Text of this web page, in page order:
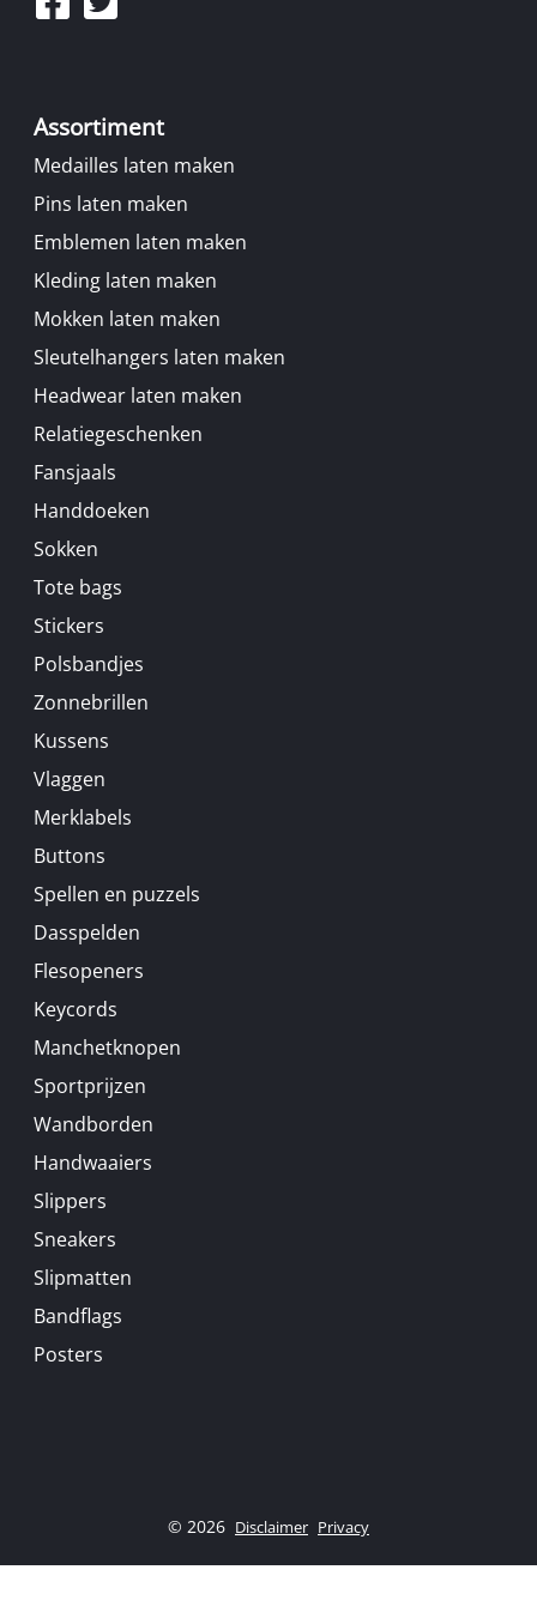
Assortiment
Medailles laten maken
Pins laten maken
Emblemen laten maken
Kleding laten maken
Mokken laten maken
Sleutelhangers laten maken
Headwear laten maken
Relatiegeschenken
Fansjaals
Handdoeken
Sokken
Tote bags
Stickers
Polsbandjes
Zonnebrillen
Kussens
Vlaggen
Merklabels
Buttons
Spellen en puzzels
Dasspelden
Flesopeners
Keycords
Manchetknopen
Sportprijzen
Wandborden
Handwaaiers
Slippers
Sneakers
Slipmatten
Bandflags
Posters
© 2026 Disclaimer Privacy